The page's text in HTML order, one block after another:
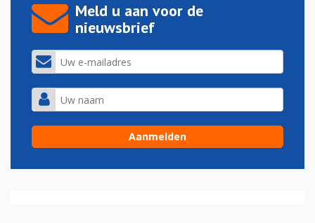
Meld u aan voor de
nieuwsbrief